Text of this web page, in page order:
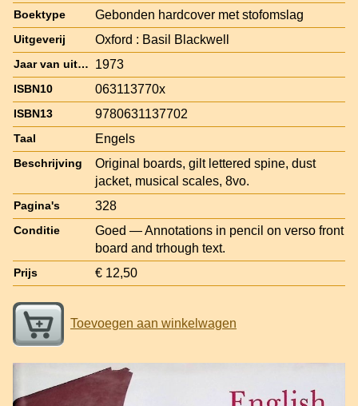
Boektype Gebonden hardcover met stofomslag
Uitgeverij Oxford : Basil Blackwell
Jaar van uitgave 1973
ISBN10 063113770x
ISBN13 9780631137702
Taal Engels
Beschrijving
Original boards, gilt lettered spine, dust
jacket, musical scales, 8vo.
Pagina's 328
Conditie
Goed — Annotations in pencil on verso front
board and trhough text.
Prijs € 12,50
Toevoegen aan winkelwagen